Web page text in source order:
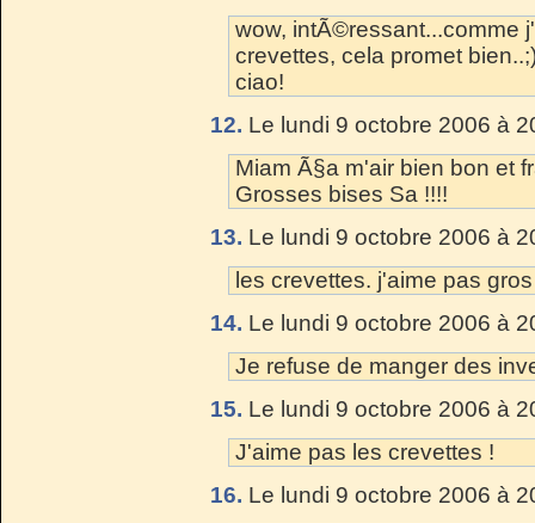
wow, intÃ©ressant...comme
crevettes, cela promet
ciao!
12. Le lundi 9 octobre 2006 à
Miam Ã§a m'air bien bon et
Grosses bises Sa !!!!
13. Le lundi 9 octobre 2006 à
les crevettes. j'aime pas
14. Le lundi 9 octobre 2006 à
Je refuse de manger des
15. Le lundi 9 octobre 2006 à
J'aime pas les crevettes !
16. Le lundi 9 octobre 2006 à